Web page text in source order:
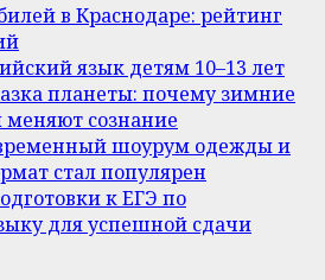
в Краснодаре: рейтинг
язык детям 10–13 лет
планеты: почему зимние
меняют сознание
шоурум одежды и
стал популярен
к ЕГЭ по
для успешной сдачи